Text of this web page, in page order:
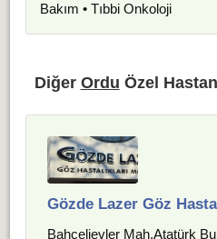
Bakım • Tıbbi Onkoloji
Diğer Ordu Özel
Gözde Lazer Göz
Bahçelievler Mah.Atatürk